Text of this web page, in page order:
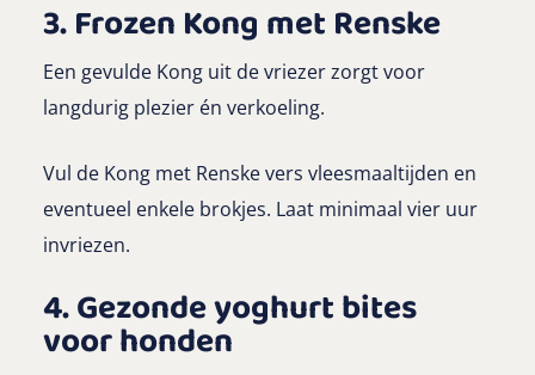
3. Frozen Kong met Renske
Een gevulde Kong uit de vriezer zorgt voor
langdurig plezier én verkoeling.
Vul de Kong met Renske vers vleesmaaltijden en
eventueel enkele brokjes. Laat minimaal vier uur
invriezen.
4. Gezonde yoghurt bites
voor honden